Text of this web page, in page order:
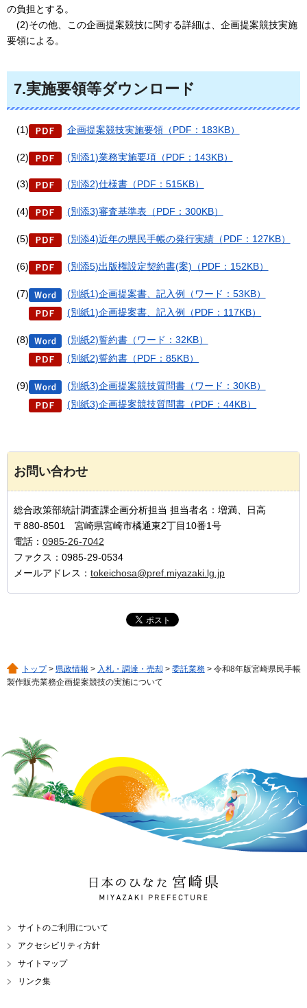
の負担とする。
(2)その他、この企画提案競技に関する詳細は、企画提案競技実施
要領による。
7.実施要領等ダウンロード
(1) 企画提案競技実施要領（PDF：183KB）
(2) (別添1)業務実施要項（PDF：143KB）
(3) (別添2)仕様書（PDF：515KB）
(4) (別添3)審査基準表（PDF：300KB）
(5) (別添4)近年の県民手帳の発行実績（PDF：127KB）
(6) (別添5)出版権設定契約書(案)（PDF：152KB）
(7)
(別紙1)企画提案書、記入例（ワード：53KB）
(別紙1)企画提案書、記入例（PDF：117KB）
(8)
(別紙2)誓約書（ワード：32KB）
(別紙2)誓約書（PDF：85KB）
(9)
(別紙3)企画提案競技質問書（ワード：30KB）
(別紙3)企画提案競技質問書（PDF：44KB）
お問い合わせ
総合政策部統計調査課企画分析担当 担当者名：増満、日高
〒880-8501 宮崎県宮崎市橘通東2丁目10番1号
電話： 0985-26-7042
ファクス：0985-29-0534
メールアドレス： tokeichosa@pref.miyazaki.lg.jp
トップ> 県政情報 > 入札・調達・売却 > 委託業務 > 令和8年版宮崎県民手帳
製作販売業務企画提案競技の実施について
日本のひなた 宮崎県
MIYAZAKI PREFECTURE
サイトのご利用について
アクセシビリティ方針
サイトマップ
リンク集